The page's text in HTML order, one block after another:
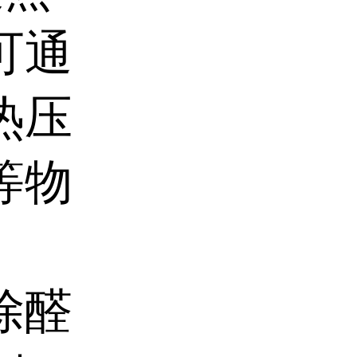
通
压
物
醛